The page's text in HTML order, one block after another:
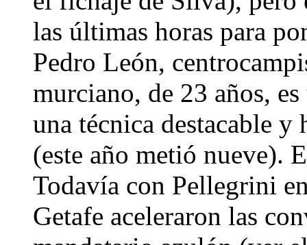
las últimas horas para
Pedro León,
murciano, de 23 años,
una técnica destacable
(este año metió nueve).
Todavía con Pellegrini
Getafe aceleraron las